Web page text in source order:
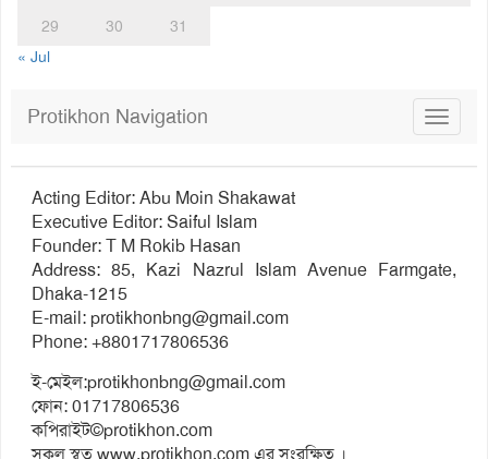
29
30
31
« Jul
Toggle
Protikhon Navigation
Acting Editor: Abu Moin Shakawat
Executive Editor: Saiful Islam
Founder: T M Rokib Hasan
Address: 85, Kazi Nazrul Islam Avenue Farmgate,
Dhaka-1215
E-mail:protikhonbng@gmail.com
Phone: +8801717806536
ই-মেইল:protikhonbng@gmail.com
ফোন: 01717806536
কপিরাইট©protikhon.com